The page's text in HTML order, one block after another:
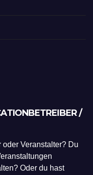
/
Veranstalter? Du
Oder du hast